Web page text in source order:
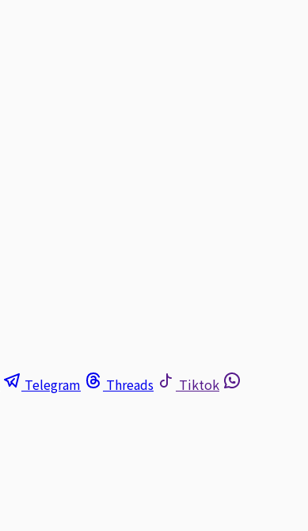
Telegram Threads
Tiktok